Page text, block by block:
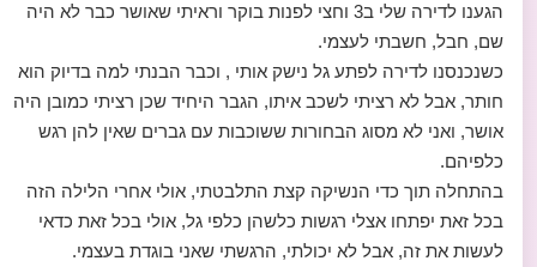
הגענו לדירה שלי ב3 וחצי לפנות בוקר וראיתי שאושר כבר לא היה
שם, חבל, חשבתי לעצמי.
כשנכנסנו לדירה לפתע גל נישק אותי , וכבר הבנתי למה בדיוק הוא
חותר, אבל לא רציתי לשכב איתו, הגבר היחיד שכן רציתי כמובן היה
אושר, ואני לא מסוג הבחורות ששוכבות עם גברים שאין להן רגש
כלפיהם.
בהתחלה תוך כדי הנשיקה קצת התלבטתי, אולי אחרי הלילה הזה
בכל זאת יפתחו אצלי רגשות כלשהן כלפי גל, אולי בכל זאת כדאי
לעשות את זה, אבל לא יכולתי, הרגשתי שאני בוגדת בעצמי.